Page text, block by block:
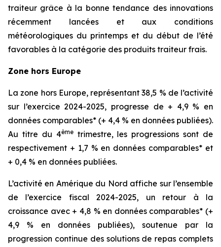
traiteur grâce à la bonne tendance des innovations
récemment lancées et aux conditions
météorologiques du printemps et du début de l’été
favorables à la catégorie des produits traiteur frais.
Zone hors Europe
La zone hors Europe, représentant 38,5 % de l’activité
sur l’exercice 2024-2025, progresse de + 4,9 % en
données comparables* (+ 4,4 % en données publiées).
Au titre du 4èmetrimestre, les progressions sont de
respectivement + 1,7 % en données comparables* et
+ 0,4 % en données publiées.
L’activité en Amérique du Nord affiche sur l’ensemble
de l’exercice fiscal 2024-2025, un retour à la
croissance avec + 4,8 % en données comparables* (+
4,9 % en données publiées), soutenue par la
progression continue des solutions de repas complets